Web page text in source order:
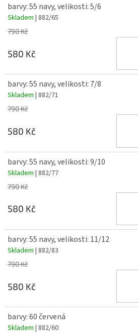
barvy: 55 navy, velikosti: 5/6
Skladem | 882/65
790 Kč
580 Kč
barvy: 55 navy, velikosti: 7/8
Skladem | 882/71
790 Kč
580 Kč
barvy: 55 navy, velikosti: 9/10
Skladem | 882/77
790 Kč
580 Kč
barvy: 55 navy, velikosti: 11/12
Skladem | 882/83
790 Kč
580 Kč
barvy: 60 červená
Skladem | 882/60